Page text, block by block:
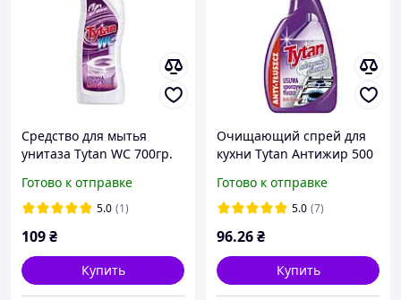
Средство для мытья
унитаза Tytan WC 700гр.
Готово к отправке
5.0 (1)
109₴
Купить
Очищающий спрей для
кухни Tytan Антижир 500
кухонных поверхностей
Готово к отправке
5.0 (7)
96.26₴
Купить